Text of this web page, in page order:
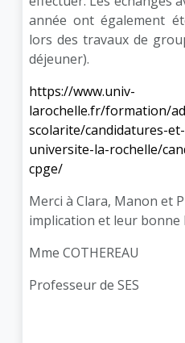
année ont également
lors des travaux de
déjeuner).
https://www.univ-
larochelle.fr/formation/
scolarite/candidatures-
universite-la-rochelle/
cpge/
Merci à Clara, Manon et
implication et leur bonne
Mme COTHEREAU
Professeur de SES